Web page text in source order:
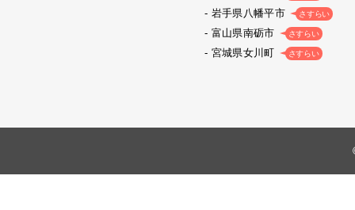
岩手県八幡平市 さすらい
富山県南砺市 さすらい
宮城県女川町 さすらい